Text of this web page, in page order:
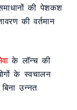
की पेशकश
की वर्तमान
के लॉन्च की
के स्वचालन
उन्नत